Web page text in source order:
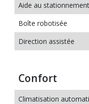
Aide au
Boîte robotisée
Direction assistée
Confort
Climatisation